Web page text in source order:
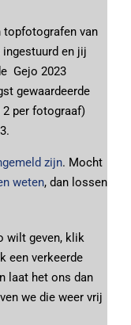
topfotografen van
ingestuurd en jij
Gejo 2023
gewaardeerde
2 per fotograaf)
zijn. Mocht
weten, dan lossen
wilt geven, klik
een verkeerde
laat het ons dan
we die weer vrij